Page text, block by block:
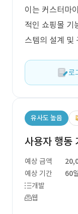
이는 커스터마
적인 쇼핑몰 기
스템의 설계 및
로
유사도 높음
사용자 행동
예상 금액
예상 기간
60일
개발
웹